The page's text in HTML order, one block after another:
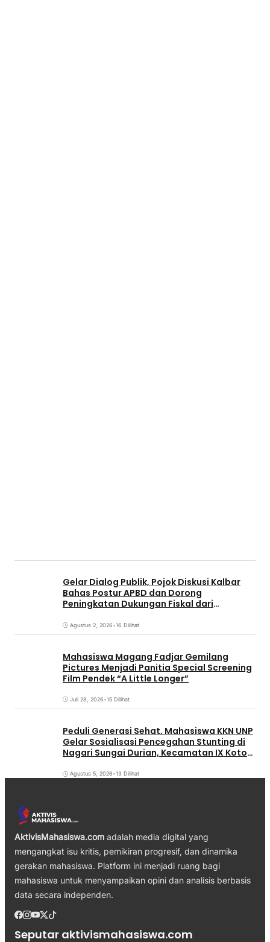
Gelar Dialog Publik, Pojok Diskusi Kalbar
Bahas Postur APBD dan Dorong
Peningkatan Dukungan Fiskal dari
Agustus 2, 2026•16 Dilihat
Mahasiswa Magang Fadjar Gemilang
Pictures Menjadi Panitia Special Screening
Film Pendek “A Little Longer”
Juli 28, 2026•15 Dilihat
Peduli Generasi Sehat, Mahasiswa KKN UNP
Gelar Sosialisasi Pencegahan Stunting di
Nagari Sungai Durian, Kecamatan IX Koto
Agustus 5, 2026•13 Dilihat
AktivisMahasiswa.com adalah media digital yang
mengangkat isu kritis, pemikiran progresif, dan dinamika
gerakan mahasiswa. Platform ini menjadi ruang bagi
mahasiswa untuk menyampaikan opini dan analisis berbasis
data secara independen.
Seputar aktivismahasiswa.com